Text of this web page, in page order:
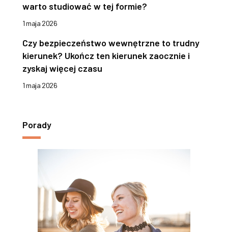
warto studiować w tej formie?
1 maja 2026
Czy bezpieczeństwo wewnętrzne to trudny
kierunek? Ukończ ten kierunek zaocznie i
zyskaj więcej czasu
1 maja 2026
Porady